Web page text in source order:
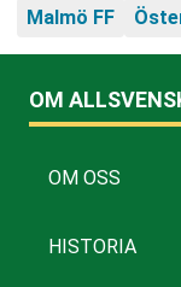
Malmö FF
OM
OM OSS
HISTORIA